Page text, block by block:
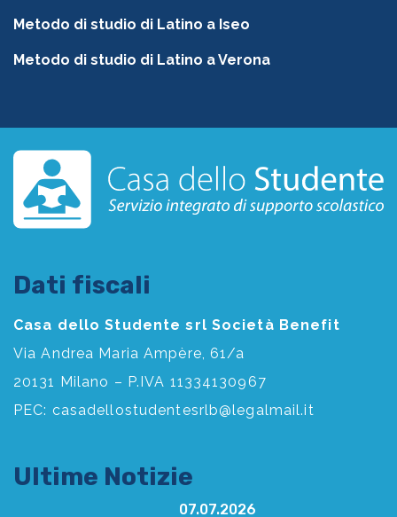
Metodo di studio di Latino a Iseo
Metodo di studio di Latino a Verona
Dati fiscali
Casa dello Studente srl Società Benefit
Via Andrea Maria Ampère, 61/a
20131 Milano – P.IVA 11334130967
PEC: casadellostudentesrlb@legalmail.it
Ultime Notizie
07.07.2026